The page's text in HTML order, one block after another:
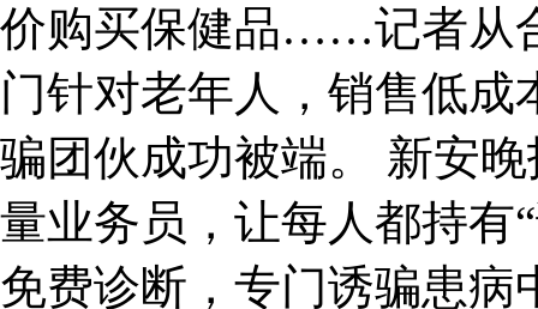
价购买保健品……记者从
门针对老年人，销售低
骗团伙成功被端。 新安
量业务员，让每人都持有
免费诊断，专门诱骗患